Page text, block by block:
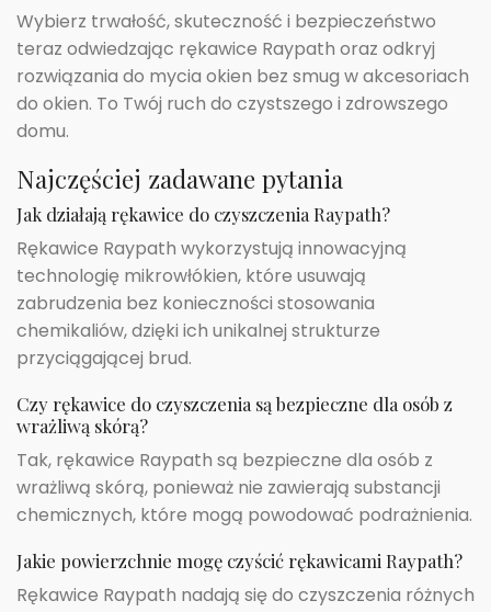
Wybierz trwałość, skuteczność i bezpieczeństwo
teraz odwiedzając rękawice Raypath oraz odkryj
rozwiązania do mycia okien bez smug w akcesoriach
do okien. To Twój ruch do czystszego i zdrowszego
domu.
Najczęściej zadawane pytania
Jak działają rękawice do czyszczenia Raypath?
Rękawice Raypath wykorzystują innowacyjną
technologię mikrowłókien, które usuwają
zabrudzenia bez konieczności stosowania
chemikaliów, dzięki ich unikalnej strukturze
przyciągającej brud.
Czy rękawice do czyszczenia są bezpieczne dla osób z
wrażliwą skórą?
Tak, rękawice Raypath są bezpieczne dla osób z
wrażliwą skórą, ponieważ nie zawierają substancji
chemicznych, które mogą powodować podrażnienia.
Jakie powierzchnie mogę czyścić rękawicami Raypath?
Rękawice Raypath nadają się do czyszczenia różnych